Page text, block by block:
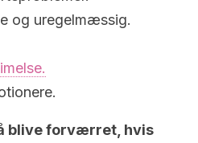
og uregelmæssig.
blive forværret, hvis